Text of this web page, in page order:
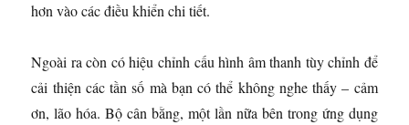
hơn vào các điều khiển chi tiết.
Ngoài ra còn có hiệu chỉnh cấu hình âm thanh tùy chỉnh để
cải thiện các tần số mà bạn có thể không nghe thấy – cảm
ơn, lão hóa. Bộ cân bằng, một lần nữa bên trong ứng dụng